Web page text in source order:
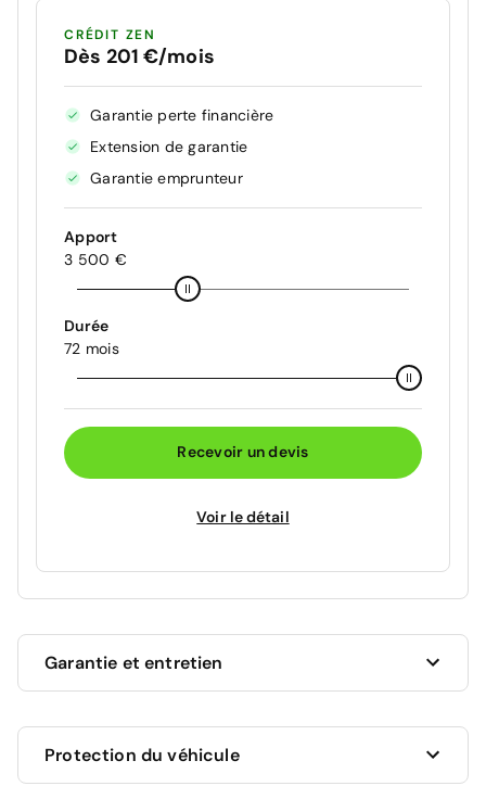
CRÉDIT ZEN
Dès 201 €/mois
Garantie perte financière
Extension de garantie
Garantie emprunteur
Apport
3 500 €
Durée
72 mois
Recevoir un devis
Voir le détail
Garantie et entretien
mois à compter de la date de livraison.
Protection du véhicule